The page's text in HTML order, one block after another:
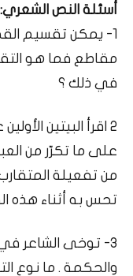
أسئلة النص الشعري:
1- يمكن تقسيم
مقاطع فما هو
في ذلك ؟
2 اقرأ البيتين
على ما تكرّر من
من تفعيلة
تحس به أثناء هذه
والحكمة . ما نوع